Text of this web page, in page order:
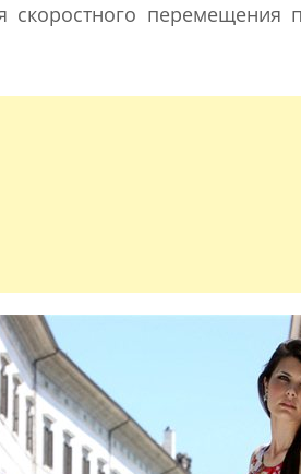
перемещения